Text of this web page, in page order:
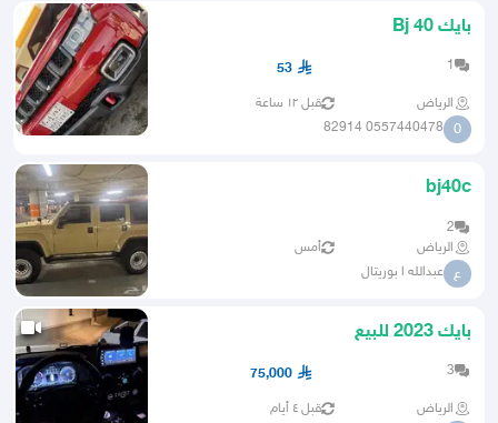
بايك Bj 40
1
53
الرياض قبل ١٢ ساعة
0
0557440478 82914
bj40c
2
الرياض
أمس
ع عبدالله ا بوريتال
بايك 2023 للبيع
3
75,000
الرياض قبل ٤ أيام